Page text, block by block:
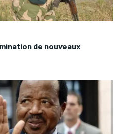
de nouveaux